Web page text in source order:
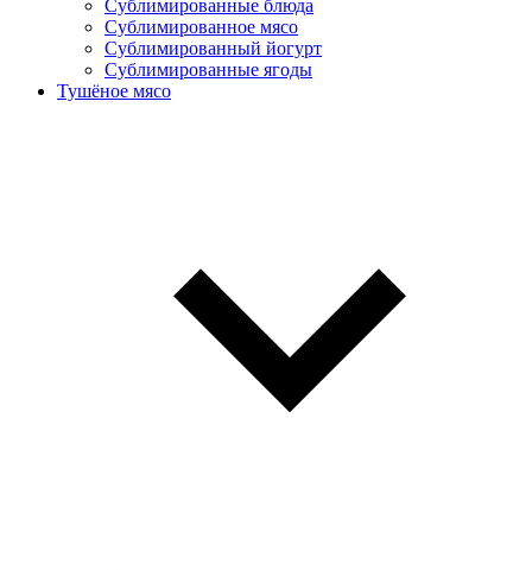
Сублимированные блюда
Cублимированное мясо
Сублимированный йогурт
Сублимированные ягоды
Тушёное мясо